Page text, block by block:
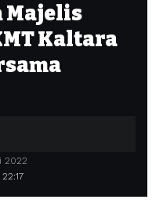
Majelis
Kaltara
2022